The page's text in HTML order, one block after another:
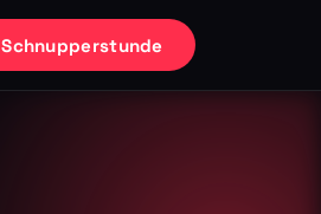
Schnupperstunde